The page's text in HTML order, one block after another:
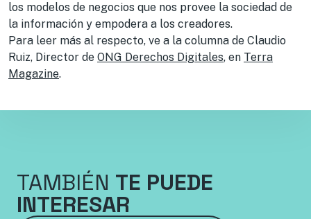
los modelos de negocios que nos provee la sociedad de
la información y empodera a los creadores.
Para leer más al respecto, ve a la columna de Claudio
Ruiz, Director de ONG Derechos Digitales, en Terra
Magazine.
TAMBIÉN TE PUEDE
INTERESAR